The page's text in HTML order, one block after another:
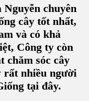
chuyên
cây tốt nhất,
và có khả
Công ty còn
chăm sóc cây
nhiều người
tại đây.